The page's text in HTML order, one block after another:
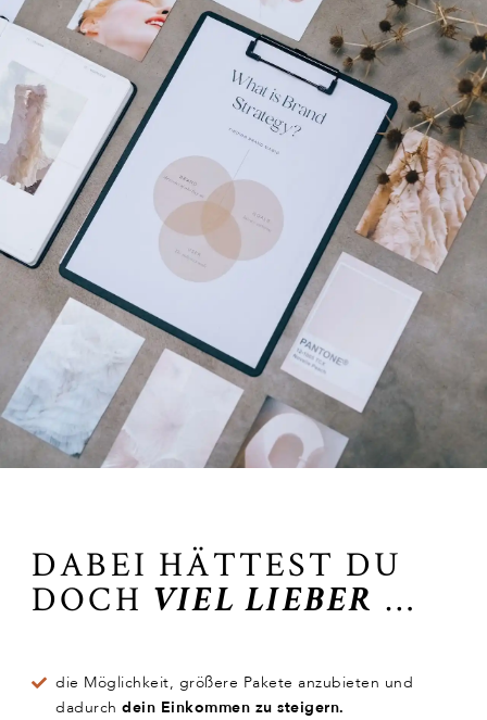
DABEI HÄTTEST DU
DOCH VIEL LIEBER …
die Möglichkeit, größere Pakete anzubieten und
dadurchdein Einkommen zu steigern.